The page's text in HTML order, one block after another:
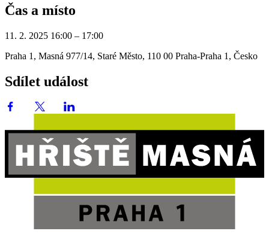
Čas a místo
11. 2. 2025 16:00 – 17:00
Praha 1, Masná 977/14, Staré Město, 110 00 Praha-Praha 1, Česko
Sdílet událost